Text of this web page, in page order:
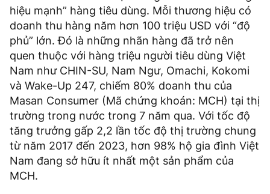
hiệu mạnh” hàng tiêu dùng. Mỗi thương hiệu có
doanh thu hàng năm hơn 100 triệu USD với “độ
phủ” lớn. Đó là những nhãn hàng đã trở nên
quen thuộc với hàng triệu người tiêu dùng Việt
Nam như CHIN-SU, Nam Ngư, Omachi, Kokomi
và Wake-Up 247, chiếm 80% doanh thu của
Masan Consumer (Mã chứng khoán: MCH) tại thị
trường trong nước trong 7 năm qua. Với tốc độ
tăng trưởng gấp 2,2 lần tốc độ thị trường chung
từ năm 2017 đến 2023, hơn 98% hộ gia đình Việt
Nam đang sở hữu ít nhất một sản phẩm của
MCH.